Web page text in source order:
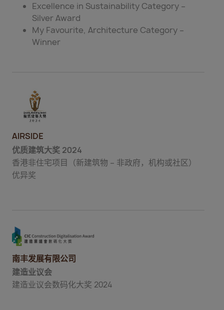
Excellence in Sustainability Category –
Silver Award
My Favourite, Architecture Category –
Winner
AIRSIDE
优质建筑大奖 2024
香港非住宅项目（新建筑物 – 非政府，机构或社区）
优异奖
南丰发展有限公司
建造业议会
建造业议会数码化大奖 2024